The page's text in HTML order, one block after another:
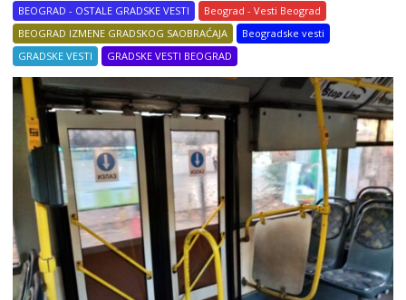
BEOGRAD - OSTALE GRADSKE VESTI
Beograd - Vesti Beograd
BEOGRAD IZMENE GRADSKOG SAOBRAĆAJA
Beogradske vesti
GRADSKE VESTI
GRADSKE VESTI BEOGRAD